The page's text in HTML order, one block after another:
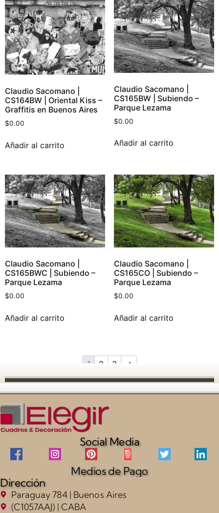
Claudio Sacomano |
CS164BW | Oriental Kiss –
Graffitis en Buenos Aires
$0.00
Añadir al carrito
Claudio Sacomano |
CS165BW | Subiendo –
Parque Lezama
$0.00
Añadir al carrito
Claudio Sacomano |
CS165BWC | Subiendo –
Parque Lezama
$0.00
Añadir al carrito
Claudio Sacomano |
CS165CO | Subiendo –
Parque Lezama
$0.00
Añadir al carrito
1 2 3 →
Social Media
Medios de Pago
Dirección
Paraguay 784 | Buenos Aires
(C1057AAJ) | CABA